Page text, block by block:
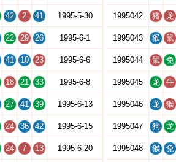
42 2 41 1995-5-30
22 29 26 1995-6-1
41 10 23 1995-6-6
18 21 33 1995-6-8
27 41 39 1995-6-13
24 36 42 1995-6-15
24 7 13 1995-6-20
1995042 猪 龙
1995043 猴 鼠
1995044 鼠 兔
1995045 龙 牛
1995046 龙 猴
1995047 狗 龙
1995048 猴 兔